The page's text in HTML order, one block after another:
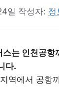
일 작성자: 정
는 인천공항
다.
역에서 공항